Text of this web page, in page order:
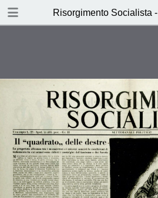
Risorgimento Socialista
TABLE OF CONTENTS
La tratta dei bianchi (Mario
Il Festival della distensione (Marco
Leto)
Ieri, oggi, Domani